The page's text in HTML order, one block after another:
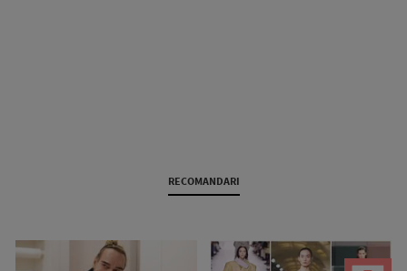
RECOMANDARI